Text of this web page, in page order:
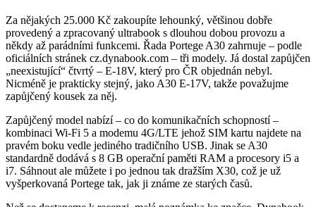
Za nějakých 25.000 Kč zakoupíte lehounký, většinou dobře
provedený a zpracovaný ultrabook s dlouhou dobou provozu a
někdy až parádními funkcemi. Řada Portege A30 zahrnuje – podle
oficiálních stránek cz.dynabook.com – tři modely. Já dostal zapůjčen
„neexistující“ čtvrtý – E-18V, který pro ČR objednán nebyl.
Nicméně je prakticky stejný, jako A30 E-17V, takže považujme
zapůjčený kousek za něj.
Zapůjčený model nabízí – co do komunikačních schopností –
kombinaci Wi-Fi 5 a modemu 4G/LTE jehož SIM kartu najdete na
pravém boku vedle jediného tradičního USB. Jinak se A30
standardně dodává s 8 GB operační paměti RAM a procesory i5 a
i7. Sáhnout ale můžete i po jednou tak dražším X30, což je už
vyšperkovaná Portege tak, jak ji známe ze starých časů.